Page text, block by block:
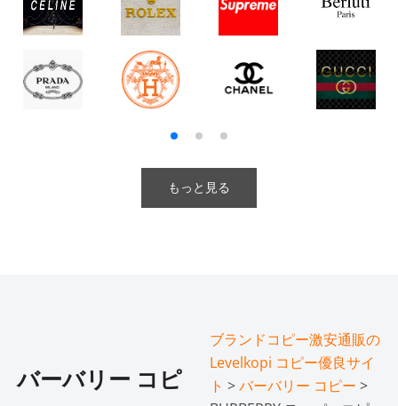
もっと見る
バーバリー コピ
ブランドコピー激安通販の
Levelkopi コピー優良サイ
ト >バーバリー コピー >